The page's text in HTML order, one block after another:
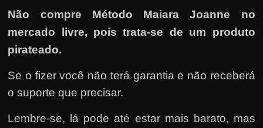
Não compre Método Maiara Joanne no
mercado livre, pois trata-se de um produto
pirateado.
Se o fizer você não terá garantia e não receberá
o suporte que precisar.
Lembre-se, lá pode até estar mais barato, mas